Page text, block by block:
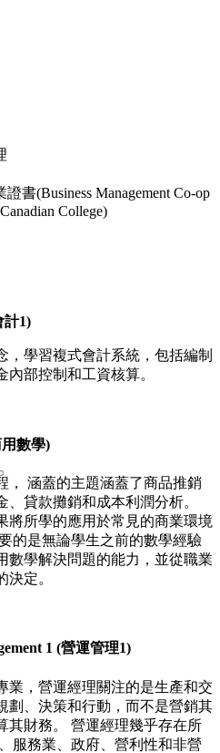
書(Business Management Co-op
College)
計1)
，學習複式會計系統，包括編制
部控制和工資核算。
用數學)
， 涵蓋的主題涵蓋了商品推銷
貸款攤銷和成本利潤分析。
將所學的應用於常見的商業環境
的是無論學生之前的數學經驗
數學解決問題的能力，並從職業
定。
1 (營運管理1)
業，營運經理關注的是生產和交
劃、決策和行動，而不是營銷其
其財務。 營運經理幾乎存在所
服務業、政府、營利性和非營